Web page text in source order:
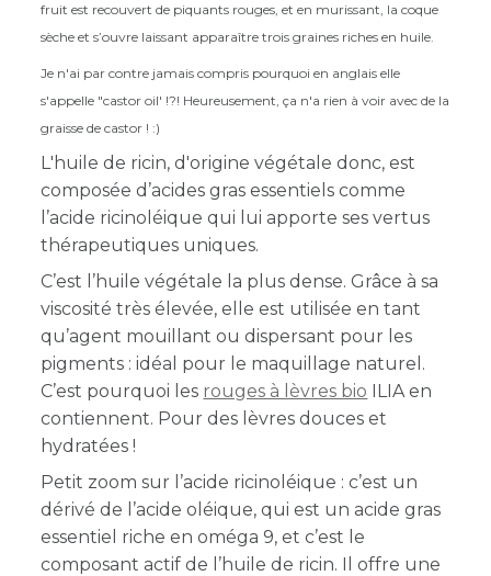
fruit est recouvert de piquants rouges, et en murissant, la coque
sèche et s’ouvre laissant apparaître trois graines riches en huile.
Je n'ai par contre jamais compris pourquoi en anglais elle
s'appelle "castor oil' !?! Heureusement, ça n'a rien à voir avec de la
graisse de castor ! :)
L'huile de ricin, d'origine végétale donc, est
composée d’acides gras essentiels comme
l’acide ricinoléique qui lui apporte ses vertus
thérapeutiques uniques.
C’est l’huile végétale la plus dense. Grâce à sa
viscosité très élevée, elle est utilisée en tant
qu’agent mouillant ou dispersant pour les
pigments : idéal pour le maquillage naturel.
C’est pourquoi les rouges à lèvres bio ILIA en
contiennent. Pour des lèvres douces et
hydratées !
Petit zoom sur l’acide ricinoléique : c’est un
dérivé de l’acide oléique, qui est un acide gras
essentiel riche en oméga 9, et c’est le
composant actif de l’huile de ricin. Il offre une